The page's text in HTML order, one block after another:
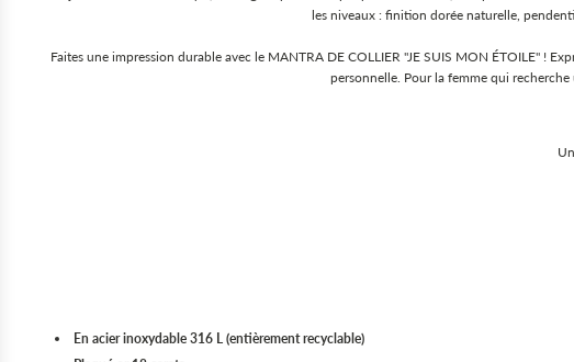
les niveaux : finition dorée naturelle,
Faites une impression durable avec le MANTRA DE COLLIER "JE SUIS MON ÉTOILE" !
personnelle. Pour la femme qui
En acier inoxydable 316 L (entièrement recyclable)